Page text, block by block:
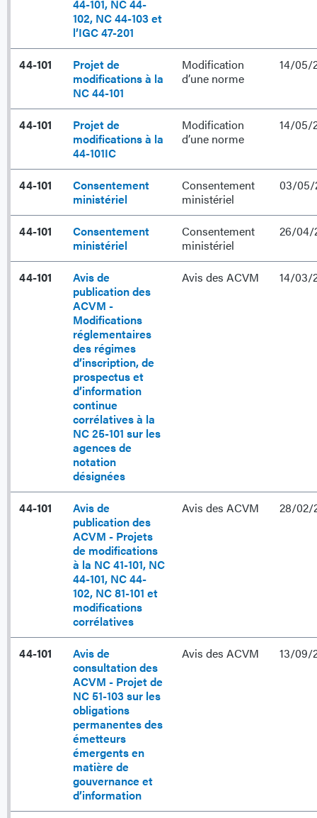
44-101, NC 44-
102, NC 44-103 et
l’IGC 47-201
44-101
Projet de
modifications à la
NC 44-101
Modification
d’une norme
14/05/
44-101
Projet de
modifications à la
44-101IC
Modification
d’une norme
14/05/
44-101
Consentement
ministériel
Consentement
ministériel
03/05/
44-101
Consentement
ministériel
Consentement
ministériel
26/04/
44-101
Avis de
publication des
ACVM -
Modifications
réglementaires
des régimes
d’inscription, de
prospectus et
d’information
continue
corrélatives à la
NC 25-101 sur les
agences de
notation
désignées
Avis des ACVM 14/03/
44-101
Avis de
publication des
ACVM - Projets
de modifications
à la NC 41-101, NC
44-101, NC 44-
102, NC 81-101 et
modifications
corrélatives
Avis des ACVM 28/02/
44-101
Avis de
consultation des
ACVM - Projet de
NC 51-103 sur les
obligations
permanentes des
émetteurs
émergents en
matière de
gouvernance et
d’information
Avis des ACVM 13/09/